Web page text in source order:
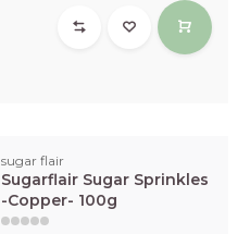
sugar flair
Sugarflair Sugar Sprinkles
-Copper- 100g